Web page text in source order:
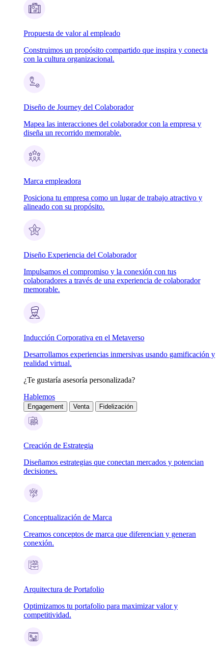
Propuesta de valor al empleado
Construimos un propósito compartido que inspira y conecta
con la cultura organizacional.
Diseño de Journey del Colaborador
Mapea las interacciones del colaborador con la empresa y
diseña un recorrido memorable.
Marca empleadora
Posiciona tu empresa como un lugar de trabajo atractivo y
alineado con su propósito.
Diseño Experiencia del Colaborador
Impulsamos el compromiso y la conexión con tus
colaboradores a través de una experiencia de colaborador
memorable.
Inducción Corporativa en el Metaverso
Desarrollamos experiencias inmersivas usando gamificación y
realidad virtual.
¿Te gustaría asesoría personalizada?
Hablemos
Engagement Venta Fidelización
Creación de Estrategia
Diseñamos estrategias que conectan mercados y potencian
decisiones.
Conceptualización de Marca
Creamos conceptos de marca que diferencian y generan
conexión.
Arquitectura de Portafolio
Optimizamos tu portafolio para maximizar valor y
competitividad.